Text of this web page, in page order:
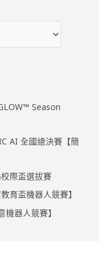
Season
AI 全國總決賽【簡
際盃選拔賽
育盃機器人競賽】
器人競賽】